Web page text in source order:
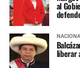
al
liberar